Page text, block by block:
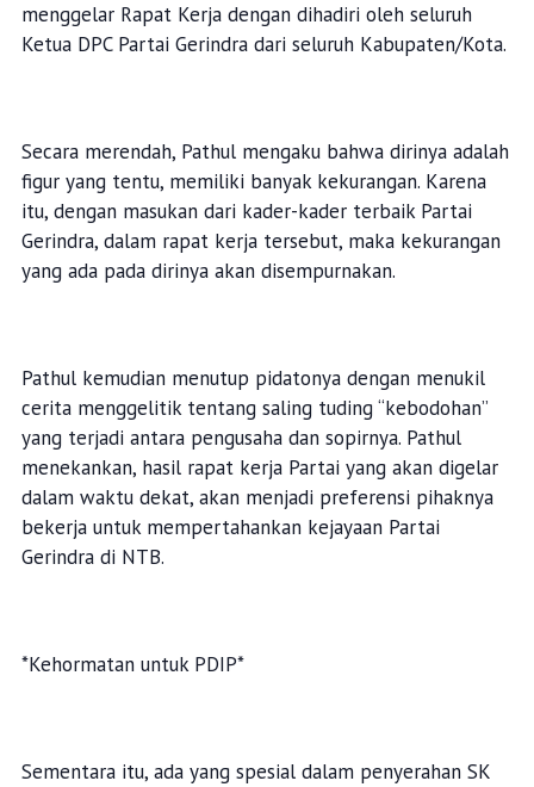
menggelar Rapat Kerja dengan dihadiri oleh seluruh
Ketua DPC Partai Gerindra dari seluruh Kabupaten/Kota.
Secara merendah, Pathul mengaku bahwa dirinya adalah
figur yang tentu, memiliki banyak kekurangan. Karena
itu, dengan masukan dari kader-kader terbaik Partai
Gerindra, dalam rapat kerja tersebut, maka kekurangan
yang ada pada dirinya akan disempurnakan.
Pathul kemudian menutup pidatonya dengan menukil
cerita menggelitik tentang saling tuding “kebodohan”
yang terjadi antara pengusaha dan sopirnya. Pathul
menekankan, hasil rapat kerja Partai yang akan digelar
dalam waktu dekat, akan menjadi preferensi pihaknya
bekerja untuk mempertahankan kejayaan Partai
Gerindra di NTB.
*Kehormatan untuk PDIP*
Sementara itu, ada yang spesial dalam penyerahan SK